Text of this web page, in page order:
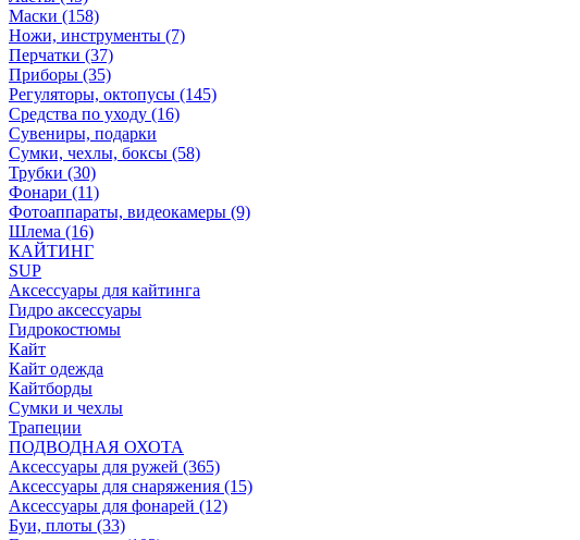
Маски (158)
Ножи, инструменты (7)
Перчатки (37)
Приборы (35)
Регуляторы, октопусы (145)
Средства по уходу (16)
Сувениры, подарки
Сумки, чехлы, боксы (58)
Трубки (30)
Фонари (11)
Фотоаппараты, видеокамеры (9)
Шлема (16)
КАЙТИНГ
SUP
Аксессуары для кайтинга
Гидро аксессуары
Гидрокостюмы
Кайт
Кайт одежда
Кайтборды
Сумки и чехлы
Трапеции
ПОДВОДНАЯ ОХОТА
Аксессуары для ружей (365)
Аксессуары для снаряжения (15)
Аксессуары для фонарей (12)
Буи, плоты (33)